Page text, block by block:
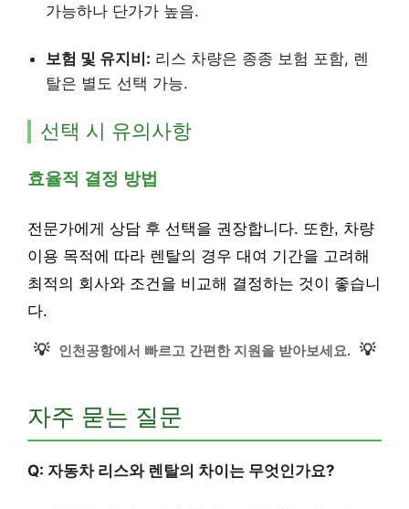
가능하나 단가가 높음.
보험 및 유지비: 리스 차량은 종종 보험 포함, 렌
탈은 별도 선택 가능.
선택 시 유의사항
효율적 결정 방법
전문가에게 상담 후 선택을 권장합니다. 또한, 차량
이용 목적에 따라 렌탈의 경우 대여 기간을 고려해
최적의 회사와 조건을 비교해 결정하는 것이 좋습니
다.
💡 인천공항에서 빠르고 간편한 지원을 받아보세요. 💡
자주 묻는 질문
Q: 자동차 리스와 렌탈의 차이는 무엇인가요?